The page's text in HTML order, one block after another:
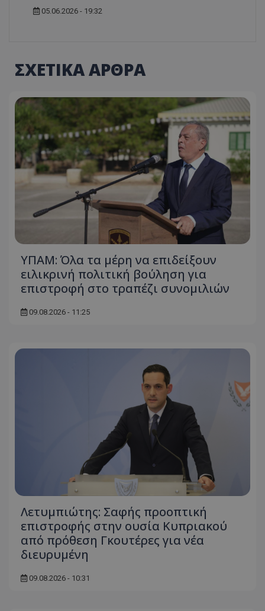
05.06.2026 - 19:32
ΣΧΕΤΙΚΑ ΑΡΘΡΑ
ΥΠΑΜ: Όλα τα μέρη να επιδείξουν
ειλικρινή πολιτική βούληση για
επιστροφή στο τραπέζι συνομιλιών
09.08.2026 - 11:25
Λετυμπιώτης: Σαφής προοπτική
επιστροφής στην ουσία Κυπριακού
από πρόθεση Γκουτέρες για νέα
διευρυμένη
09.08.2026 - 10:31